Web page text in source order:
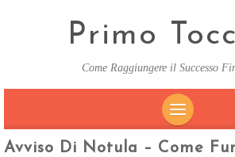
Primo
Come Raggiungere il Successo
Avviso Di Notula – Come